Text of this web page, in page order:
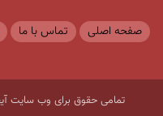
صفحه اصلی تماس با ما
تمامی حقوق برای وب سایت